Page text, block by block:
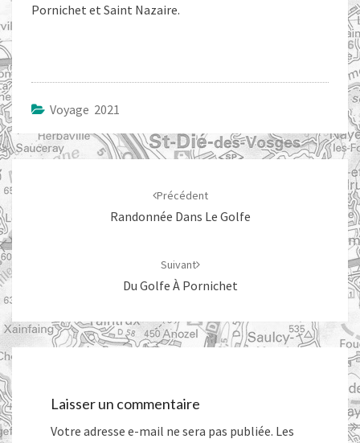
Pornichet et Saint Nazaire.
Voyage 2021
Navigation
d'article
Précédent
Randonnée Dans Le Golfe
Suivant
Du Golfe À Pornichet
Laisser un commentaire
Votre adresse e-mail ne sera pas publiée. Les